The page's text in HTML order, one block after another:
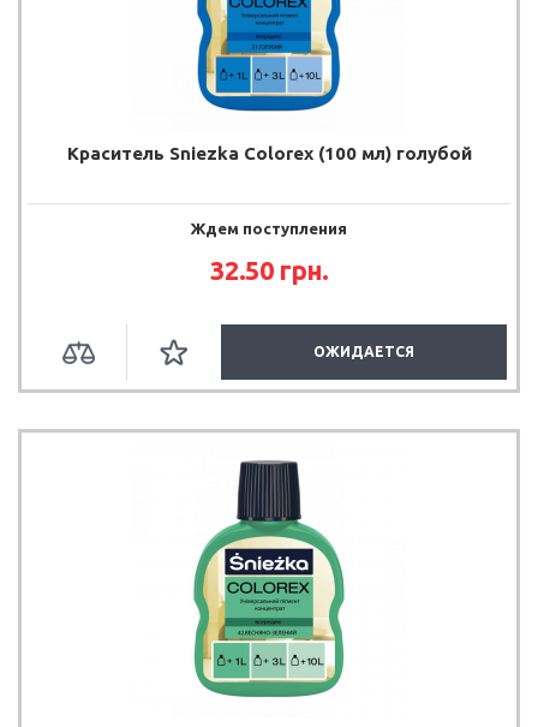
Краситель Sniezka Colorex (100 мл) голубой
Ждем поступления
32.50 грн.
ОЖИДАЕТСЯ